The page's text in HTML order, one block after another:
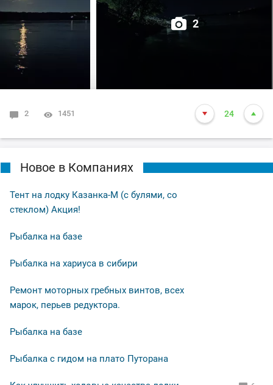
2
2 1451 24
Новое в Компаниях
Тент на лодку Казанка-М (с булями, со
стеклом) Акция!
Рыбалка на базе
Рыбалка на хариуса в сибири
Ремонт моторных гребных винтов, всех
марок, перьев редуктора.
Рыбалка на базе
Рыбалка с гидом на плато Путорана